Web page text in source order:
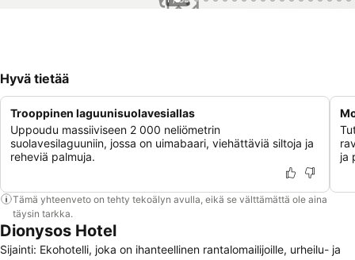
Hyvä tietää
Trooppinen laguunisuolavesiallas
Uppoudu massiiviseen 2 000 neliömetrin
suolavesilaguuniin, jossa on uimabaari, viehättäviä siltoja ja
reheviä palmuja.
ja
Tämä yhteenveto on tehty tekoälyn avulla, eikä se välttämättä ole aina
täysin tarkka.
Dionysos Hotel
Sijainti: Ekohotelli, joka on ihanteellinen rantalomailijoille, urheilu- ja